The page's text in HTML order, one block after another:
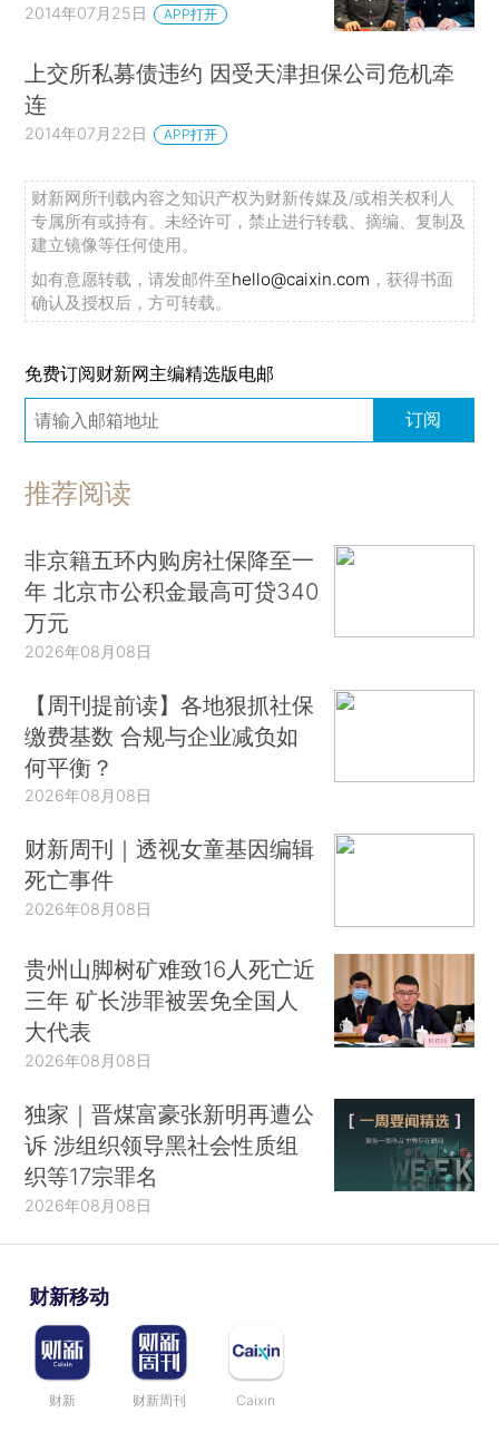
2014年07月25日 APP打开
上交所私募债违约 因受天津担保公司危机牵
连
2014年07月22日 APP打开
财新网所刊载内容之知识产权为财新传媒及/或相关权利人
专属所有或持有。未经许可，禁止进行转载、摘编、复制及
建立镜像等任何使用。
如有意愿转载，请发邮件至hello@caixin.com ，获得书面
确认及授权后，方可转载。
免费订阅财新网主编精选版电邮
订阅
推荐阅读
非京籍五环内购房社保降至一
年 北京市公积金最高可贷340
万元
2026年08月08日
【周刊提前读】各地狠抓社保
缴费基数 合规与企业减负如
何平衡？
2026年08月08日
财新周刊｜透视女童基因编辑
死亡事件
2026年08月08日
贵州山脚树矿难致16人死亡近
三年 矿长涉罪被罢免全国人
大代表
2026年08月08日
独家｜晋煤富豪张新明再遭公
诉 涉组织领导黑社会性质组
织等17宗罪名
2026年08月08日
财新移动
财新 财新周刊 Caixin